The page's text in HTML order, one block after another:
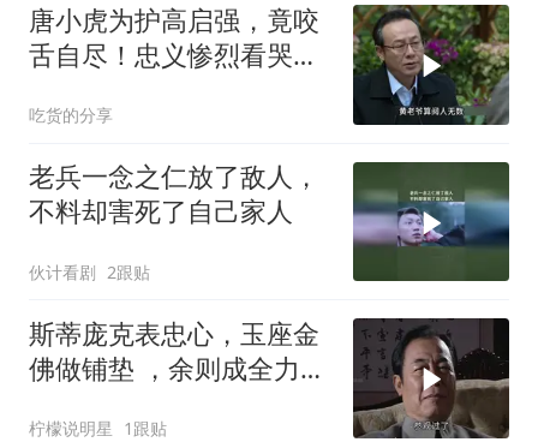
唐小虎为护高启强，竟咬
舌自尽！忠义惨烈看哭观
吃货的分享
老兵一念之仁放了敌人，
不料却害死了自己家人
伙计看剧 2跟贴
斯蒂庞克表忠心，玉座金
佛做铺垫 ，余则成全力冲
柠檬说明星 1跟贴